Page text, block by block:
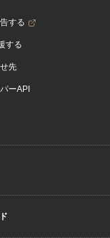
する
する
先
ーAPI